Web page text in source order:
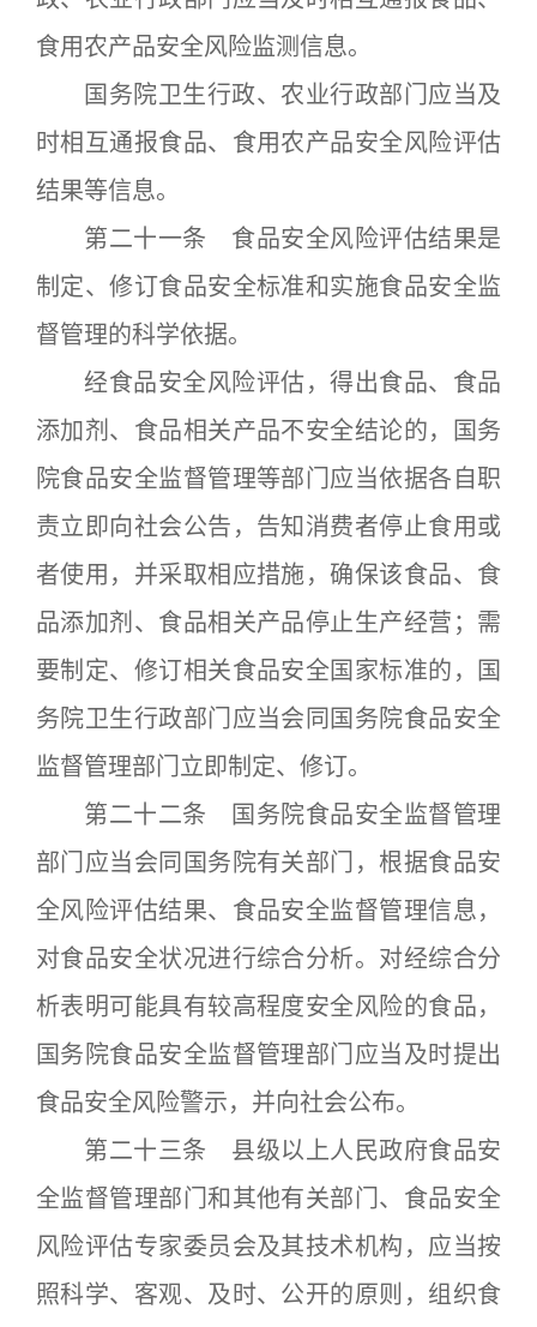
食用农产品安全风险监测信息。
国务院卫生行政、农业行政部门应当及
时相互通报食品、食用农产品安全风险评估
结果等信息。
第二十一条 食品安全风险评估结果是
制定、修订食品安全标准和实施食品安全监
督管理的科学依据。
经食品安全风险评估，得出食品、食品
添加剂、食品相关产品不安全结论的，国务
院食品安全监督管理等部门应当依据各自职
责立即向社会公告，告知消费者停止食用或
者使用，并采取相应措施，确保该食品、食
品添加剂、食品相关产品停止生产经营；需
要制定、修订相关食品安全国家标准的，国
务院卫生行政部门应当会同国务院食品安全
监督管理部门立即制定、修订。
第二十二条 国务院食品安全监督管理
部门应当会同国务院有关部门，根据食品安
全风险评估结果、食品安全监督管理信息，
对食品安全状况进行综合分析。对经综合分
析表明可能具有较高程度安全风险的食品，
国务院食品安全监督管理部门应当及时提出
食品安全风险警示，并向社会公布。
第二十三条 县级以上人民政府食品安
全监督管理部门和其他有关部门、食品安全
风险评估专家委员会及其技术机构，应当按
照科学、客观、及时、公开的原则，组织食